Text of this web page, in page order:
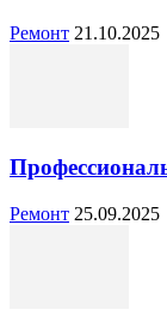
Ремонт 21.10.2025
Ремонт 25.09.2025